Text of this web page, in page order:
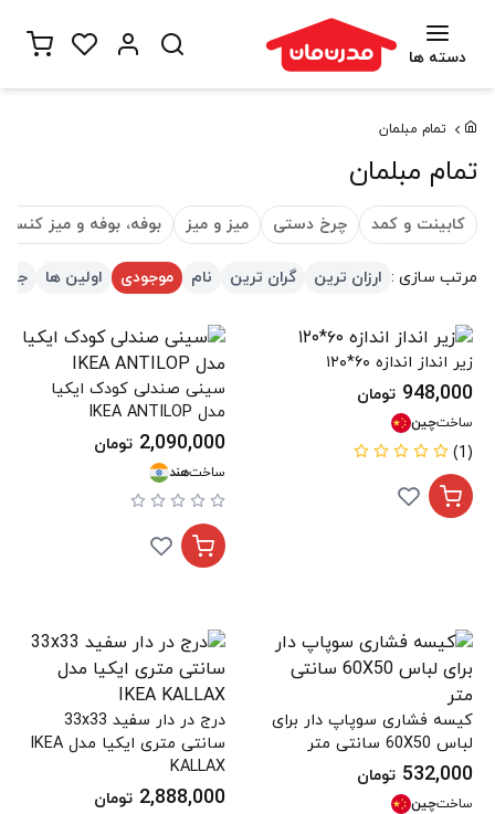
دسته ها
تمام مبلمان
تمام مبلمان
کابینت و کمد چرخ دستی میز و میز بوفه، بوفه و میز
مرتب سازی : ارزان ترین گران ترین نام موجودی اولین ها
زیر انداز اندازه ۶۰*۱۲۰
948,000 تومان
ساختچین
(1)
سینی صندلی کودک ایکیا
مدل IKEA ANTILOP
2,090,000 تومان
ساختهند
کیسه فشاری سوپاپ دار برای
لباس 60X50 سانتی متر
532,000 تومان
ساختچین
درج در دار سفید 33x33
سانتی متری ایکیا مدل IKEA
KALLAX
2,888,000 تومان